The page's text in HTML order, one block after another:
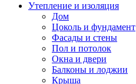
Утепление и изоляция
Дом
Цоколь и фундамент
Фасады и стены
Пол и потолок
Окна и двери
Балконы и лоджии
Крыша